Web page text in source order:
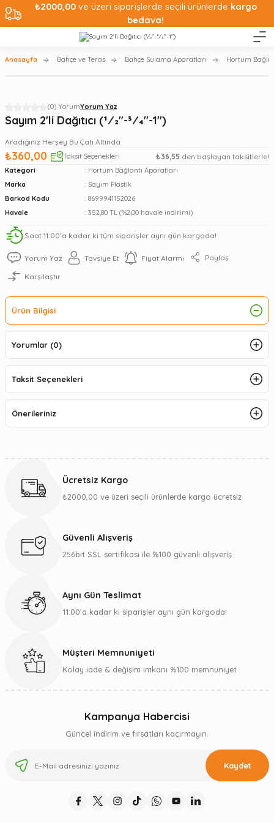
₺2000,00ve üzeri siparişlerde seçili ürünlerde kargo
bedava!
Anasayfa Bahçe ve Teras Bahçe Sulama Aparatları Hortum
(0) YorumYorum Yaz
Sayım 2'li Dağıtıcı (1⁄2''-3⁄4''-1'')
Aradığınız Herşey Bu Çatı Altında
₺360,00 Taksit Seçenekleri ₺36,55 den başlayan taksitlerle!
Kategori
Hortum Bağlantı Aparatları
Marka
Sayım Plastik
Barkod Kodu
8699941152026
Havale
352,80 TL (%2,00 havale indirimi)
Saat 11:00’a kadar ki tüm siparişler aynı gün kargoda!
Yorum Yaz Tavsiye Et Fiyat Alarmı Paylaş
Karşılaştır
Ürün Bilgisi
Yorumlar (0)
Taksit Seçenekleri
Önerileriniz
Ücretsiz Kargo
₺2000,00 ve üzeri seçili ürünlerde kargo ücretsiz
Güvenli Alışveriş
256bit SSL sertifikası ile %100 güvenli alışveriş
Aynı Gün Teslimat
11:00’a kadar ki siparişler aynı gün kargoda!
Müşteri Memnuniyeti
Kolay iade & değişim imkanı %100 memnuniyet
Kampanya Habercisi
Güncel indirim ve fırsatları kaçırmayın.
Kaydet